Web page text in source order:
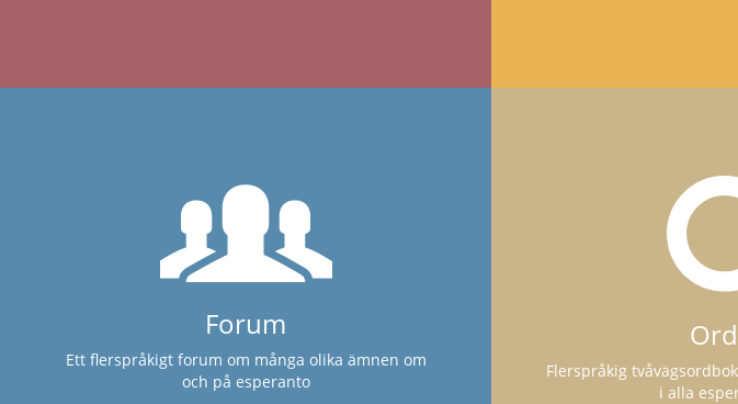
Forum
Ett flerspråkigt forum om många olika ämnen om
och på esperanto
Flerspråkig
i alla